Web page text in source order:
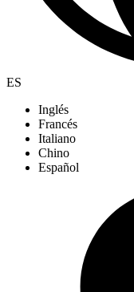
ES
Inglés
Francés
Italiano
Chino
Español